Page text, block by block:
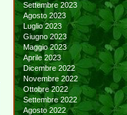
Settembre 2023
Agosto 2023
Luglio 2023
Giugno 2023
Maggio 2023
Aprile 2023
Dicembre 2022
Novembre 2022
Ottobre 2022
Settembre 2022
Agosto 2022